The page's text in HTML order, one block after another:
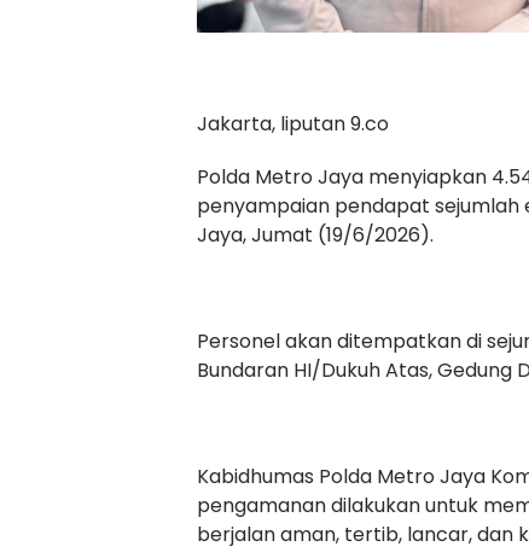
Jakarta, liputan 9.co
Polda Metro Jaya menyiapkan
penyampaian pendapat sejumlah
Jaya, Jumat (19/6/2026).
Personel akan ditempatkan di
Bundaran HI/Dukuh Atas, Gedung
Kabidhumas Polda Metro Jaya
pengamanan dilakukan untuk
berjalan aman, tertib, lancar, dan